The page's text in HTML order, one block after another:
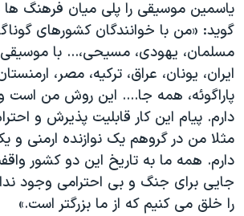
یاسمین موسیقی را پلی میان فرهنگ
گويد: «من با خوانندگان کشورهای
مسلمان، یهودی، مسیحی،... با موسیقی
ایران، یونان، عراق، ترکیه، مصر،
پاراگوئه، همه جا.... این روش من است و
دارم. پیام این کار قابلیت پذیرش و
مثلا من در گروهم یک نوازنده ارمنی و
دارم. همه ما به تاریخ این دو کشور
جایی برای جنگ و بی احترامی وجود
را خلق می کنیم که از ما بزرگتر است.»